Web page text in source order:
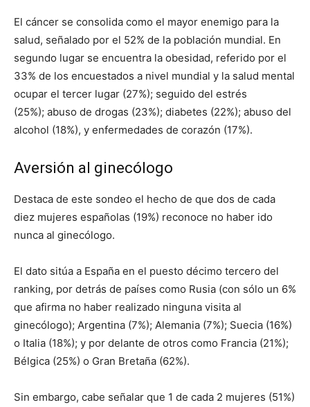
El cáncer se consolida como el mayor enemigo para la
salud, señalado por el 52% de la población mundial. En
segundo lugar se encuentra la obesidad, referido por el
33% de los encuestados a nivel mundial y la salud mental
ocupar el tercer lugar (27%); seguido del estrés
(25%); abuso de drogas (23%); diabetes (22%); abuso del
alcohol (18%), y enfermedades de corazón (17%).
Aversión al ginecólogo
Destaca de este sondeo el hecho de que dos de cada
diez mujeres españolas (19%) reconoce no haber ido
nunca al ginecólogo.
El dato sitúa a España en el puesto décimo tercero del
ranking, por detrás de países como Rusia (con sólo un 6%
que afirma no haber realizado ninguna visita al
ginecólogo); Argentina (7%); Alemania (7%); Suecia (16%)
o Italia (18%); y por delante de otros como Francia (21%);
Bélgica (25%) o Gran Bretaña (62%).
Sin embargo, cabe señalar que 1 de cada 2 mujeres (51%)